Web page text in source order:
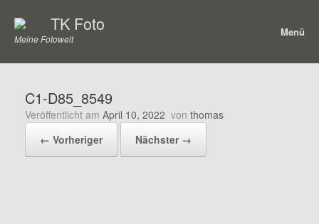
Inhalt
springen
TK Foto
Meine Fotowelt
Menü
C1-D85_8549
Veröffentlicht am April 10, 2022 von thomas
← Vorheriger
Nächster →